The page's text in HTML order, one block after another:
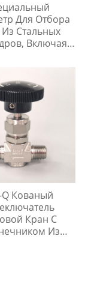
Для Отбора
Стальных
Включая
Q Кованый
Кран С
Из